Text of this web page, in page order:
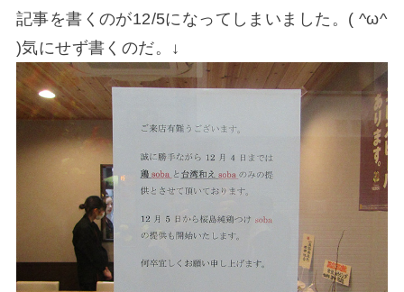
記事を書くのが12/5になってしまいました。( ^ω^
)気にせず書くのだ。↓